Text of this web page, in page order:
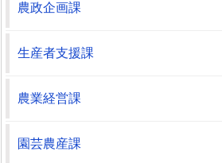
農政企画課
生産者支援課
農業経営課
園芸農産課